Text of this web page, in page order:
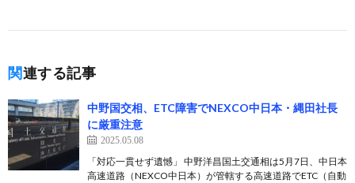
関連する記事
中野国交相、ETC障害でNEXCO中日本・縄田社長
に厳重注意
2025.05.08
「対応一貫せず遺憾」 中野洋昌国土交通相は5月7日、中日本
高速道路（NEXCO中日本）が管轄する高速道路でETC（自動